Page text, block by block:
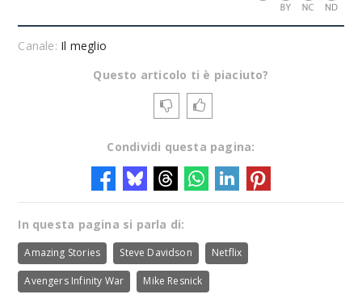
Canale: Il meglio
Questo articolo ti è piaciuto?
Condividi questa pagina:
In questa pagina si parla di:
Amazing Stories Steve Davidson Netflix
Avengers Infinity War Mike Resnick